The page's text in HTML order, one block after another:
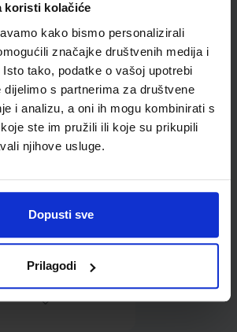
koristi kolačiće
kako bismo personalizirali
značajke društvenih medija i
tako, podatke o vašoj upotrebi
dijelimo s partnerima za društvene
i analizu, a oni ih mogu kombinirati s
ste im pružili ili koje su prikupili
njihove usluge.
Dopusti sve
Prilagodi
PVC za školske
dimenzije
tip 285
0,85 €